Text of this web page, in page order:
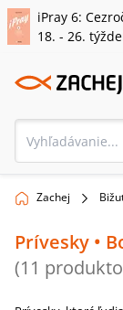
iPray 6:
18. - 26.
Zachej
Prívesky •
(11